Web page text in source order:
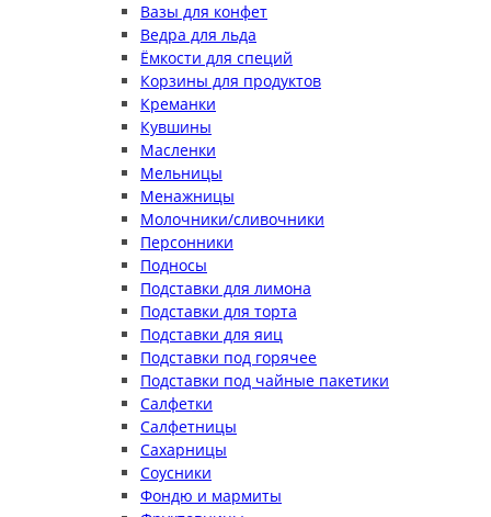
Вазы для конфет
Ведра для льда
Ёмкости для специй
Корзины для продуктов
Креманки
Кувшины
Масленки
Мельницы
Менажницы
Молочники/сливочники
Персонники
Подносы
Подставки для лимона
Подставки для торта
Подставки для яиц
Подставки под горячее
Подставки под чайные пакетики
Салфетки
Салфетницы
Сахарницы
Соусники
Фондю и мармиты